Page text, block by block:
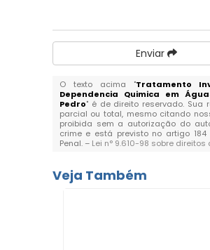
Enviar
O texto acima "Tratamento
Dependencia Quimica em
Pedro" é de direito reservado. Sua
parcial ou total, mesmo citando
proibida sem a autorização do
crime e está previsto no artigo
Penal. – Lei n° 9.610-98 sobre direitos
Veja Também